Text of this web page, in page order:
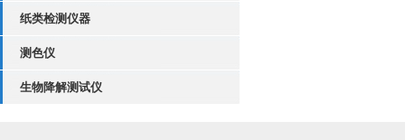
纸类检测仪器
测色仪
生物降解测试仪